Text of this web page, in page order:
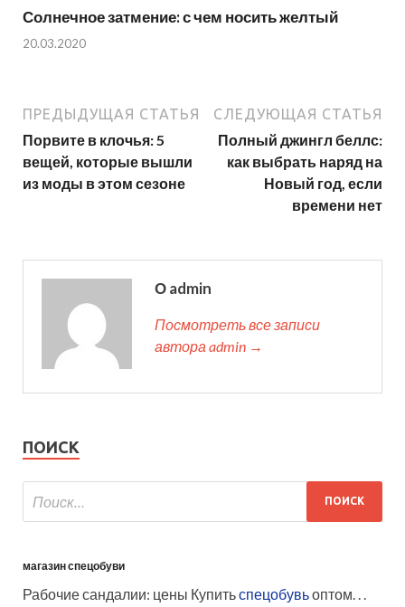
Солнечное затмение: с чем носить желтый
20.03.2020
ПРЕДЫДУЩАЯ СТАТЬЯ
Порвите в клочья: 5
вещей, которые вышли
из моды в этом сезоне
СЛЕДУЮЩАЯ СТАТЬЯ
Полный джингл беллс:
как выбрать наряд на
Новый год, если
времени нет
О admin
Посмотреть все записи
автора admin →
ПОИСК
магазин спецобуви
Рабочие сандалии: цены Купитьспецобувьоптом. . .